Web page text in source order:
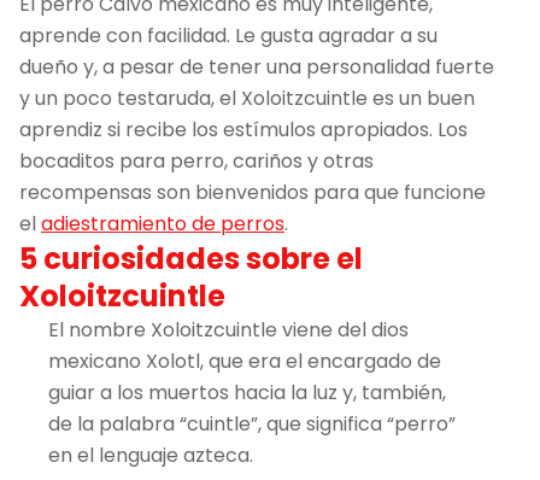
aprende con facilidad. Le gusta agradar a su
dueño y, a pesar de tener una personalidad fuerte
y un poco testaruda, el Xoloitzcuintle es un buen
aprendiz si recibe los estímulos apropiados. Los
bocaditos para perro, cariños y otras
recompensas son bienvenidos para que funcione
eladiestramiento de perros.
5 curiosidades sobre el
Xoloitzcuintle
El nombre Xoloitzcuintle viene del dios
mexicano Xolotl, que era el encargado de
guiar a los muertos hacia la luz y, también,
de la palabra “cuintle”, que significa “perro”
en el lenguaje azteca.